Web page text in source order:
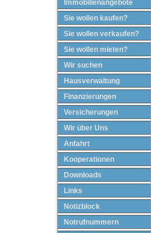
Immobilienangebote
Sie wollen kaufen?
Sie wollen verkaufen?
Sie wollen mieten?
Wir suchen
Hausverwaltung
Finanzierungen
Versicherungen
Wir über Uns
Anfahrt
Kooperationen
Downloads
Links
Notizblock
Notrufnummern